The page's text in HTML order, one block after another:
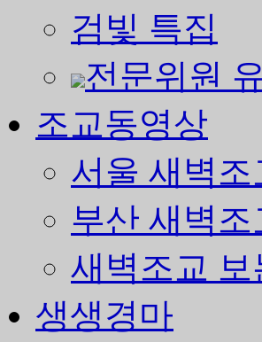
검빛 특집
전문위원
조교동영상
서울 새벽
부산 새벽
새벽조교 보
생생경마